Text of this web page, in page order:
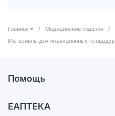
Главная / Медицинские изделия /
Материалы для инъекционных процедур
Помощь
Самовывоз из аптек
ЕАПТЕКА